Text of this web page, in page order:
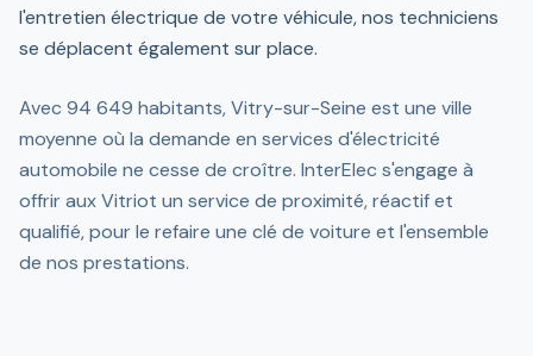
l'entretien électrique de votre véhicule, nos techniciens
se déplacent également sur place.
Avec 94 649 habitants, Vitry-sur-Seine est une ville
moyenne où la demande en services d'électricité
automobile ne cesse de croître. InterElec s'engage à
offrir aux Vitriot un service de proximité, réactif et
qualifié, pour le refaire une clé de voiture et l'ensemble
de nos prestations.